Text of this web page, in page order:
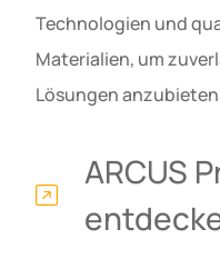
Technologien und
Materialien, um
Lösungen
ARCUS